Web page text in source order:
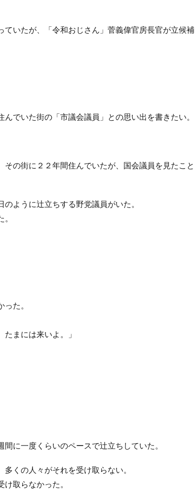
いたが、「令和おじさん」菅義偉官房長官が立候補
でいた街の「市議会議員」との思い出を書きたい。
の街に２２年間住んでいたが、国会議員を見たこと
ように辻立ちする野党議員がいた。
た。
まには来いよ。」
に一度くらいのペースで辻立ちしていた。
くの人々がそれを受け取らない。
取らなかった。